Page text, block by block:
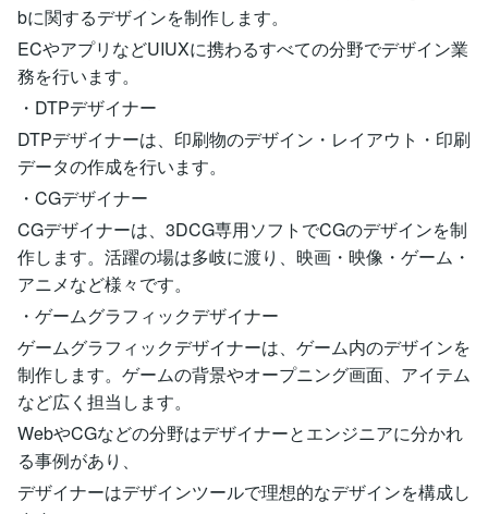
bに関するデザインを制作します。
ECやアプリなどUIUXに携わるすべての分野でデザイン業
務を行います。
・DTPデザイナー
DTPデザイナーは、印刷物のデザイン・レイアウト・印刷
データの作成を行います。
・CGデザイナー
CGデザイナーは、3DCG専用ソフトでCGのデザインを制
作します。活躍の場は多岐に渡り、映画・映像・ゲーム・
アニメなど様々です。
・ゲームグラフィックデザイナー
ゲームグラフィックデザイナーは、ゲーム内のデザインを
制作します。ゲームの背景やオープニング画面、アイテム
など広く担当します。
WebやCGなどの分野はデザイナーとエンジニアに分かれ
る事例があり、
デザイナーはデザインツールで理想的なデザインを構成し